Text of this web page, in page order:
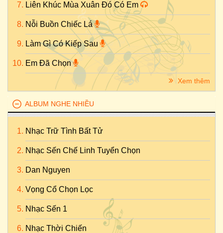
Liên Khúc Mùa Xuân Đó Có Em
Nỗi Buồn Chiếc Lá
Làm Gì Có Kiếp Sau
Em Đã Chọn
Xem thêm
ALBUM NGHE NHIỀU
Nhạc Trữ Tình Bất Tử
Nhạc Sến Chế Linh Tuyển Chọn
Dan Nguyen
Vọng Cổ Chọn Lọc
Nhạc Sến 1
Nhạc Thời Chiến